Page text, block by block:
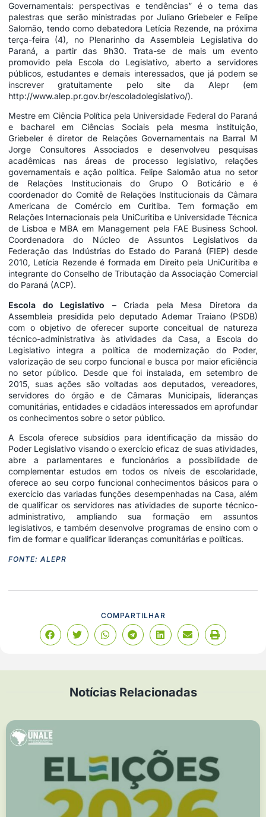
Governamentais: perspectivas e tendências” é o tema das
palestras que serão ministradas por Juliano Griebeler e Felipe
Salomão, tendo como debatedora Letícia Rezende, na próxima
terça-feira (4), no Plenarinho daAssembleia Legislativa do
Paraná, a partir das 9h30. Trata-se de mais um evento
promovido pela Escola do Legislativo, aberto a servidores
públicos, estudantes e demais interessados, que já podem se
inscrever gratuitamente pelo site da Alepr (em
http://www.alep.pr.gov.br/escoladolegislativo/).
Mestre em Ciência Política pela Universidade Federal do Paraná
e bacharel em Ciências Sociais pela mesma instituição,
Griebeler é diretor de Relações Governamentais na Barral M
Jorge Consultores Associados e desenvolveu pesquisas
acadêmicas nas áreas de processo legislativo, relações
governamentais e ação política. Felipe Salomão atua no setor
de Relações Institucionais do Grupo O Boticário e é
coordenador do Comitê de Relações Institucionais da Câmara
Americana de Comércio em Curitiba. Tem formação em
Relações Internacionais pela UniCuritiba e Universidade Técnica
de Lisboa e MBA em Management pela FAE Business School.
Coordenadora do Núcleo de Assuntos Legislativos da
Federação das Indústrias do Estado do Paraná (FIEP) desde
2010, Letícia Rezende é formada em Direito pela UniCuritiba e
integrante do Conselho de Tributação da Associação Comercial
do Paraná (ACP).
Escola do Legislativo – Criada pela Mesa Diretora da
Assembleia presidida pelo deputado Ademar Traiano (PSDB)
com o objetivo de oferecer suporte conceitual de natureza
técnico-administrativa às atividades da Casa, a Escola do
Legislativo integra a política de modernização do Poder,
valorização de seu corpo funcional e busca por maior eficiência
no setor público. Desde que foi instalada, em setembro de
2015, suas ações são voltadas aos deputados, vereadores,
servidores do órgão e de Câmaras Municipais, lideranças
comunitárias, entidades e cidadãos interessados em aprofundar
os conhecimentos sobre o setor público.
A Escola oferece subsídios para identificação da missão do
Poder Legislativo visando o exercício eficaz de suas atividades,
abre a parlamentares e funcionários a possibilidade de
complementar estudos em todos os níveis de escolaridade,
oferece ao seu corpo funcional conhecimentos básicos para o
exercício das variadas funções desempenhadas na Casa, além
de qualificar os servidores nas atividades de suporte técnico-
administrativo, ampliando sua formação em assuntos
legislativos, e também desenvolve programas de ensino com o
fim de formar e qualificar lideranças comunitárias e políticas.
FONTE: ALEPR
COMPARTILHAR
Notícias Relacionadas